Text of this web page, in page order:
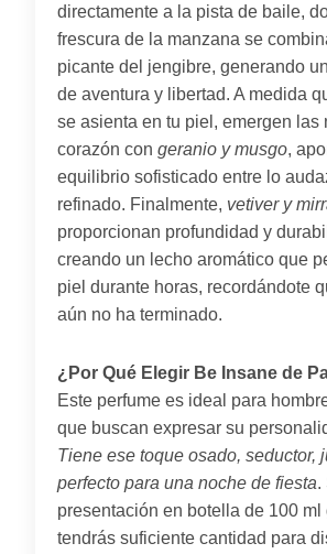
directamente a la pista de baile,
frescura de la manzana se
picante del jengibre, generando
de aventura y libertad. A medida
se asienta en tu piel, emergen las
corazón con geranio y musgo,
equilibrio sofisticado entre lo
refinado. Finalmente, vetiver y
proporcionan profundidad y
creando un lecho aromático que
piel durante horas, recordándote
aún no ha terminado.
¿Por Qué Elegir Be Insane de
Este perfume es ideal para
que buscan expresar su
Tiene ese toque osado, seductor,
perfecto para una noche de fiesta.
presentación en botella de 100 ml
tendrás suficiente cantidad para